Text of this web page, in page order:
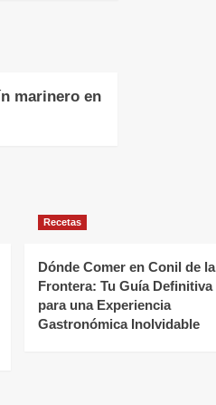
marinero en
Recetas
Dónde Comer en Conil de la
Frontera: Tu Guía Definitiva
para una Experiencia
Gastronómica Inolvidable